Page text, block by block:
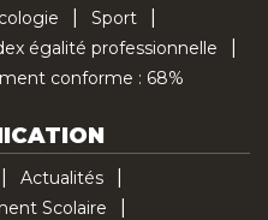
Sport
égalité professionnelle
conforme : 68%
Actualités
Scolaire